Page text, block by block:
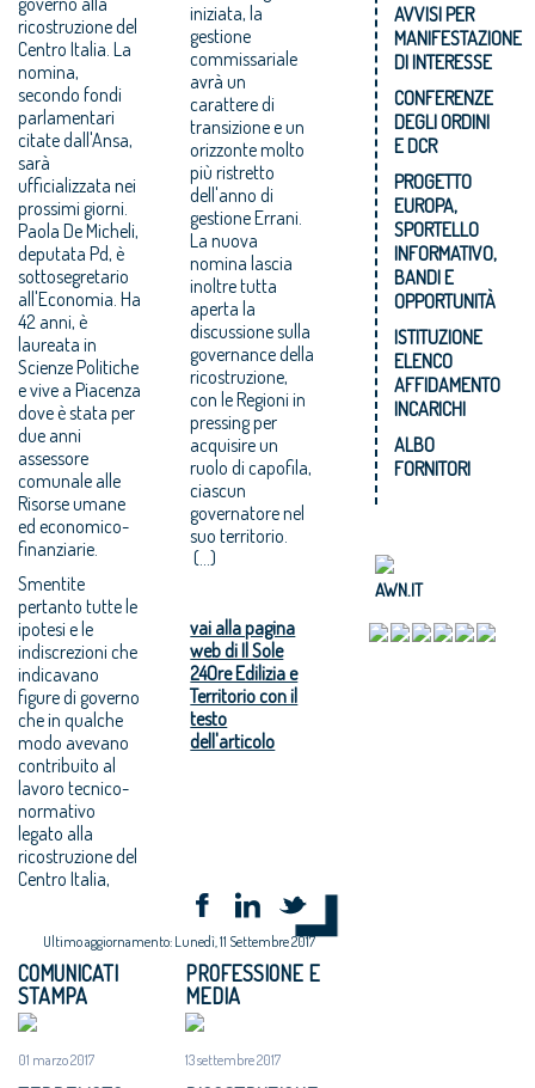
ricostruzione del
Centro Italia. La
nomina,
secondo fondi
parlamentari
citate dall'Ansa,
sarà
ufficializzata nei
prossimi giorni.
Paola De Micheli,
deputata Pd, è
sottosegretario
all'Economia. Ha
42 anni, è
laureata in
Scienze Politiche
e vive a Piacenza
dove è stata per
due anni
assessore
comunale alle
Risorse umane
ed economico-
finanziarie.
Smentite
pertanto tutte le
ipotesi e le
indiscrezioni che
indicavano
figure di governo
che in qualche
modo avevano
contribuito al
lavoro tecnico-
normativo
legato alla
ricostruzione del
Centro Italia,
iniziata, la
gestione
commissariale
avrà un
carattere di
transizione e un
orizzonte molto
più ristretto
dell'anno di
gestione Errani.
La nuova
nomina lascia
inoltre tutta
aperta la
discussione sulla
governance della
ricostruzione,
con le Regioni in
pressing per
acquisire un
ruolo di capofila,
ciascun
governatore nel
suo territorio.
(...)
vai alla pagina
web di Il Sole
24Ore Edilizia e
Territorio con il
testo
dell'articolo
Ultimo aggiornamento: Lunedì, 11 Settembre 2017
COMUNICATI
STAMPA
01 marzo 2017
PROFESSIONE E
MEDIA
13 settembre 2017
AVVISI PER
MANIFESTAZIONE
DI INTERESSE
CONFERENZE
DEGLI ORDINI
E DCR
PROGETTO
EUROPA,
SPORTELLO
INFORMATIVO,
BANDI E
OPPORTUNITÀ
ISTITUZIONE
ELENCO
AFFIDAMENTO
INCARICHI
ALBO
FORNITORI
AWN.IT